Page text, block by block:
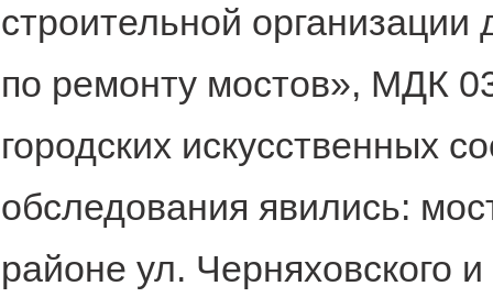
строительной организации
по ремонту мостов», МДК
городских искусственных
обследования явились:
районе ул. Черняховского